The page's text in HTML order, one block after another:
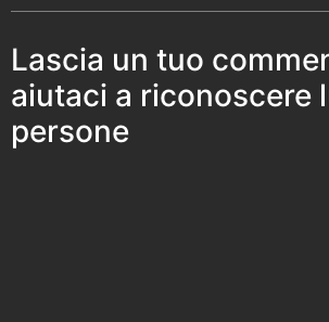
Lascia un tuo
aiutaci a riconoscere
persone